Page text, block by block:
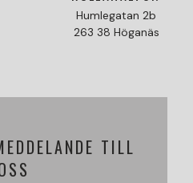
Humlegatan 2b
263 38 Höganäs
TILL